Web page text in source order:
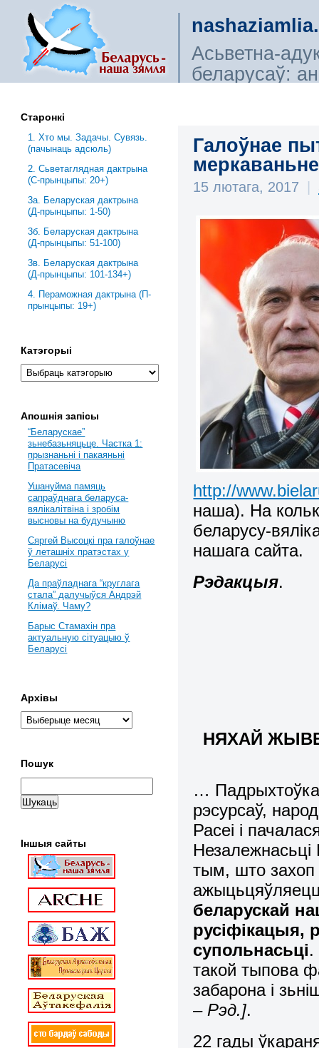
Асьветна-
беларусаў:
Галоўнае
15 лютага, 2017 |
http://
наша). На
беларусу-
нашага сайта.
Рэдакцыя.
НЯХАЙ
… Падрыхтоўка
рэсурсаў,
Расеі і
Незалежнасьці
тым, што захоп
беларускай
русіфікацыя,
супольнасьці.
такой тыпова
забарона і
– Рэд.].
22 гады
Старонкі
1. Хто мы. Задачы. Сувязь.
(пачынаць адсюль)
2. Сьветаглядная дактрына
(С-прынцыпы: 20+)
3a. Беларуская дактрына
(Д-прынцыпы: 1-50)
3б. Беларуская дактрына
(Д-прынцыпы: 51-100)
3в. Беларуская дактрына
(Д-прынцыпы: 101-134+)
4. Пераможная дактрына (П-
прынцыпы: 19+)
Катэгорыі
Апошнія запісы
“Беларускае”
зьнебазьняцьце. Частка 1:
прызнаньні і пакаяньні
Пратасевіча
Ушануйма памяць
сапраўднага беларуса-
вялікалітвіна і зробім
высновы на будучыню
Сяргей Высоцкі пра галоўнае
ў леташніх пратэстах у
Беларусі
Да праўладнага “круглага
стала” далучыўся Андрэй
Клімаў. Чаму?
Барыс Стамахін пра
актуальную сітуацыю ў
Беларусі
Архівы
Пошук
Іншыя сайты